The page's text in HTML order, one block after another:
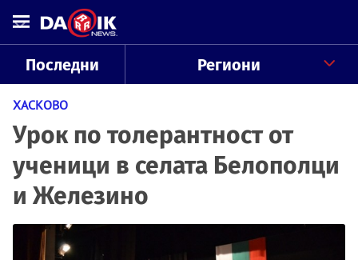
Последни Региони
ХАСКОВО
Урок по толерантност от
ученици в селата Белополци
и Железино